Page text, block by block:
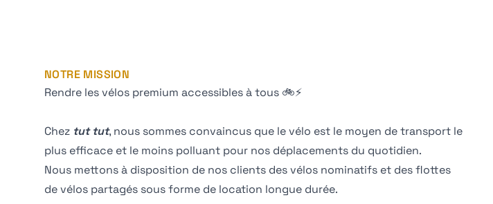
NOTRE MISSION
Rendre les vélos premium accessibles à tous 🚲⚡️
Chez tut tut, nous sommes convaincus que le vélo est le moyen de transport le
plus efficace et le moins polluant pour nos déplacements du quotidien.
Nous mettons à disposition de nos clients des vélos nominatifs et des flottes
de vélos partagés sous forme de location longue durée.